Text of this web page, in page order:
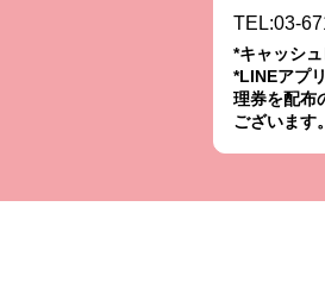
TEL:03-
*キャッシ
*LINEアプ
理券を配布
ございます。